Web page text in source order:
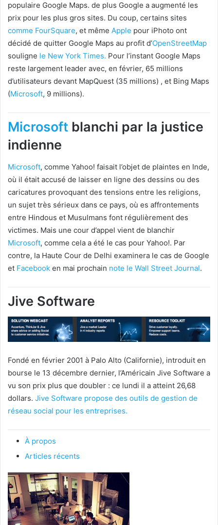
populaire Google Maps. de plus Google a augmenté les
prix pour les plus gros sites. Du coup, certains sites
comme FourSquare, et même Apple pour iPhoto ont
décidé de quitter Google Maps au profit d’OpenStreetMap
souligne le New York Times. Pour l’instant Google Maps
reste largement leader avec, en février, 65 millions
d’utilisateurs devant MapQuest (35 millions) , et Bing Maps
(Microsoft, 9 millions).
Microsoft blanchi par la justice
indienne
Microsoft, comme Yahoo! faisait l’objet de plaintes en Inde,
où il était accusé de laisser en ligne des dessins ou des
caricatures provoquant des tensions entre les religions,
un sujet très sérieux dans ce pays, où es affrontements
entre Hindous et Musulmans font régulièrement des
victimes. Mais une cour d’appel vient de blanchir
Microsoft, comme cela a été le cas pour Yahoo!. Par
contre, la Haute Cour de Delhi examinera le cas de Google
et Facebook en mai prochain note le Wall Street Journal.
Jive Software
Fondé en février 2001 à Palo Alto (Californie), introduit en
bourse le 13 décembre dernier, l’Américain Jive Software a
vu son prix plus que doubler : ce lundi il a atteint 26,68
dollars. Jive Software propose des outils de gestion de
réseau social pour les entreprises.
À propos
Articles récents